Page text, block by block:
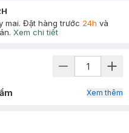
mai. Đặt hàng trước 24h và
Xem chi tiết
Xem thêm